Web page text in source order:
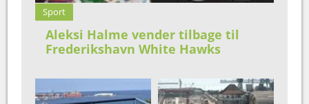
Sport
Aleksi Halme vender tilbage til
Frederikshavn White Hawks